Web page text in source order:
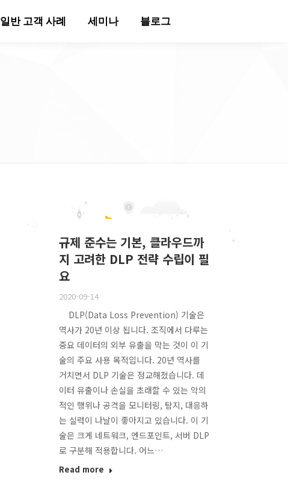
일반 고객 사례 세미나 블로그
규제 준수는 기본, 클라우드까
지 고려한 DLP 전략 수립이 필
요
2020-09-14
DLP(Data Loss Prevention) 기술은
역사가 20년 이상 됩니다. 조직에서 다루는
중요 데이터의 외부 유출을 막는 것이 이 기
술의 주요 사용 목적입니다. 20년 역사를
거치면서 DLP 기술은 정교해졌습니다. 데
이터 유출이나 손실을 초래할 수 있는 악의
적인 행위나 공격을 모니터링, 탐지, 대응하
는 실력이 나날이 좋아지고 있습니다. 이 기
술은 크게 네트워크, 엔드포인트, 서버 DLP
로 구분해 적용합니다. 어느…
Read more